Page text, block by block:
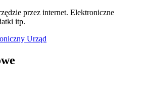
przez internet. Elektroniczne
itp.
Urząd